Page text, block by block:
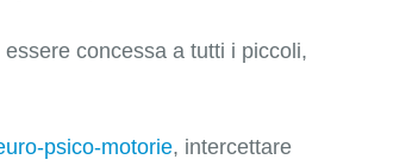
concessa a tutti i piccoli,
psico-motorie, intercettare